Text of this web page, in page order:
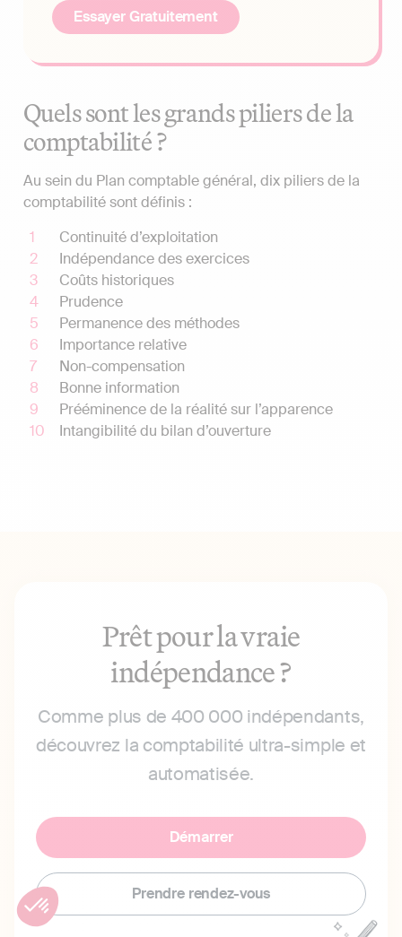
Essayer Gratuitement
Quels sont les grands piliers de la
comptabilité ?
Au sein du Plan comptable général, dix piliers de la
comptabilité sont définis :
Continuité d’exploitation
Indépendance des exercices
Coûts historiques
Prudence
Permanence des méthodes
Importance relative
Non-compensation
Bonne information
Prééminence de la réalité sur l’apparence
Intangibilité du bilan d’ouverture
Prêt pour la vraie
indépendance ?
Comme plus de 400 000 indépendants,
découvrez la comptabilité ultra-simple et
automatisée.
Démarrer
Prendre rendez-vous